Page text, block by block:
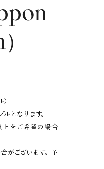
）
ルとなります。
上をご希望の場合
がございます。予